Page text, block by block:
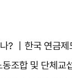
조합 및 단체교